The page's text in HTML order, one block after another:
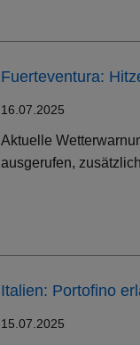
Fuerteventura:
16.07.2025
Aktuelle
ausgerufen,
Italien: Portofino
15.07.2025